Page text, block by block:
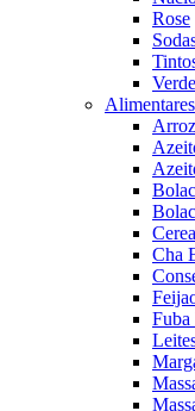
Rose
Verde
Alimentares
Arroz
Cha
Fuba